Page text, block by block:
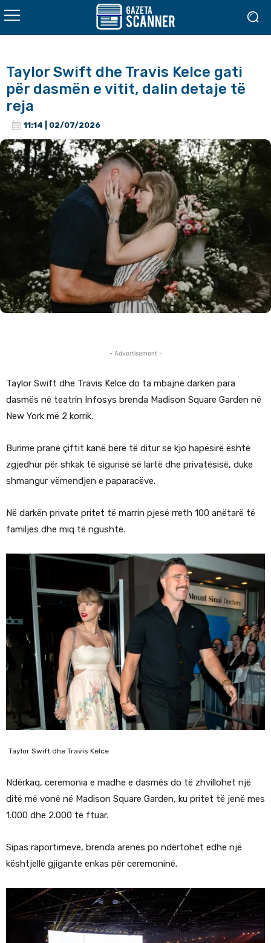
Taylor Swift dhe Travis Kelce gati
për dasmën e vitit, dalin detaje të
reja
11:14 | 02/07/2026
- Advertisement -
Taylor Swift dhe Travis Kelce do ta mbajnë darkën para
dasmës në teatrin Infosys brenda Madison Square Garden në
New York më 2 korrik.
Burime pranë çiftit kanë bërë të ditur se kjo hapësirë është
zgjedhur për shkak të sigurisë së lartë dhe privatësisë, duke
shmangur vëmendjen e paparacëve.
Në darkën private pritet të marrin pjesë rreth 100 anëtarë të
familjes dhe miq të ngushtë.
Taylor Swift dhe Travis Kelce
Ndërkaq, ceremonia e madhe e dasmës do të zhvillohet një
ditë më vonë në Madison Square Garden, ku pritet të jenë mes
1.000 dhe 2.000 të ftuar.
Sipas raportimeve, brenda arenës po ndërtohet edhe një
kështjellë gjigante enkas për ceremoninë.